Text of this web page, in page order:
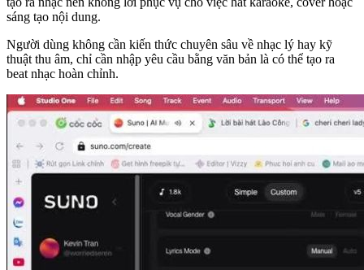
sáng tạo nội dung.
Người dùng không cần kiến thức chuyên sâu về nhạc lý hay kỹ
thuật thu âm, chỉ cần nhập yêu cầu bằng văn bản là có thể tạo ra
beat nhạc hoàn chỉnh.